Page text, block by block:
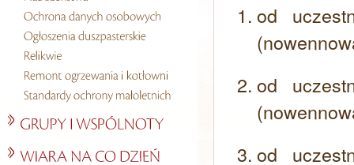
od
od
od